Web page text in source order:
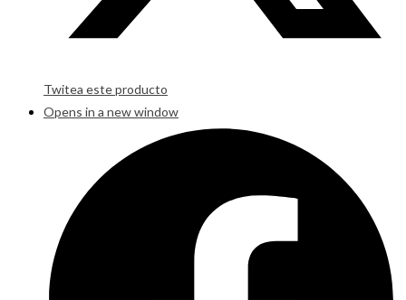
Twitea este producto
Opens in a new window